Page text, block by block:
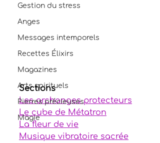
Gestion du stress
Anges
Messages intemporels
Recettes Élixirs
Magazines
Arts spirituels
Pierres précieuses
Magie
Sections
Les archanges protecteurs
Le cube de Métatron
La fleur de vie
Musique vibratoire sacrée